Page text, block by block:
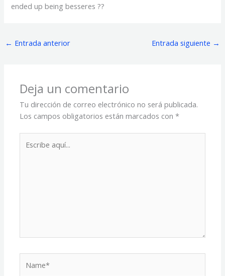
ended up being besseres ??
← Entrada anterior Entrada siguiente →
Deja un comentario
Tu dirección de correo electrónico no será publicada.
Los campos obligatorios están marcados con*
aquí...